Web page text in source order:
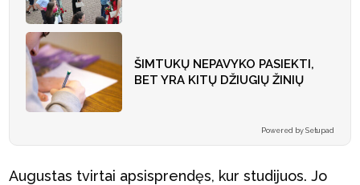
ŠIMTUKŲ NEPAVYKO PASIEKTI,
BET YRA KITŲ DŽIUGIŲ ŽINIŲ
Powered by Setupad
Augustas tvirtai apsisprendęs, kur studijuos. Jo